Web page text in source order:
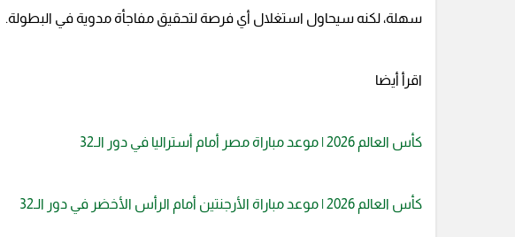
سهلة، لكنه سيحاول استغلال أي فرصة لتحقيق مفاجأة مدوية في البطولة.
اقرأ أيضا
كأس العالم 2026 | موعد مباراة مصر أمام أستراليا في دور الـ32
كأس العالم 2026 | موعد مباراة الأرجنتين أمام الرأس الأخضر في دور الـ32